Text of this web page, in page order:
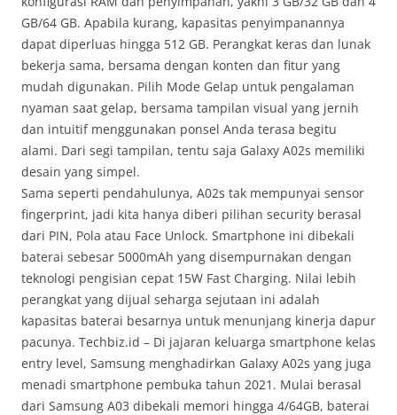
GB/64 GB. Apabila kurang, kapasitas penyimpanannya
dapat diperluas hingga 512 GB. Perangkat keras dan lunak
bekerja sama, bersama dengan konten dan fitur yang
mudah digunakan. Pilih Mode Gelap untuk pengalaman
nyaman saat gelap, bersama tampilan visual yang jernih
dan intuitif menggunakan ponsel Anda terasa begitu
alami. Dari segi tampilan, tentu saja Galaxy A02s memiliki
desain yang simpel.
Sama seperti pendahulunya, A02s tak mempunyai sensor
fingerprint, jadi kita hanya diberi pilihan security berasal
dari PIN, Pola atau Face Unlock. Smartphone ini dibekali
baterai sebesar 5000mAh yang disempurnakan dengan
teknologi pengisian cepat 15W Fast Charging. Nilai lebih
perangkat yang dijual seharga sejutaan ini adalah
kapasitas baterai besarnya untuk menunjang kinerja dapur
pacunya. Techbiz.id – Di jajaran keluarga smartphone kelas
entry level, Samsung menghadirkan Galaxy A02s yang juga
menadi smartphone pembuka tahun 2021. Mulai berasal
dari Samsung A03 dibekali memori hingga 4/64GB, baterai